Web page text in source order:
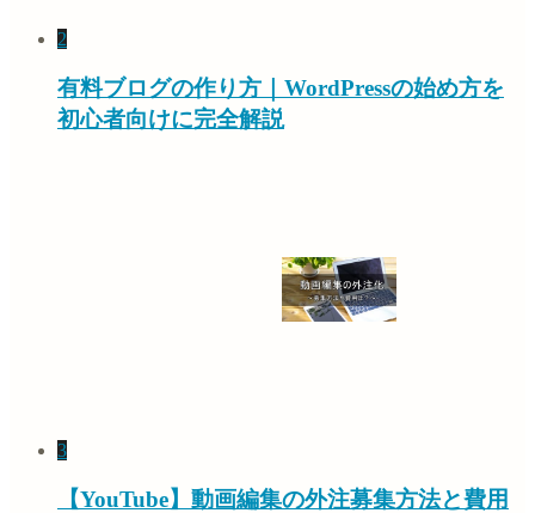
2
有料ブログの作り方｜WordPressの始め方を
初心者向けに完全解説
3
【YouTube】動画編集の外注募集方法と費用